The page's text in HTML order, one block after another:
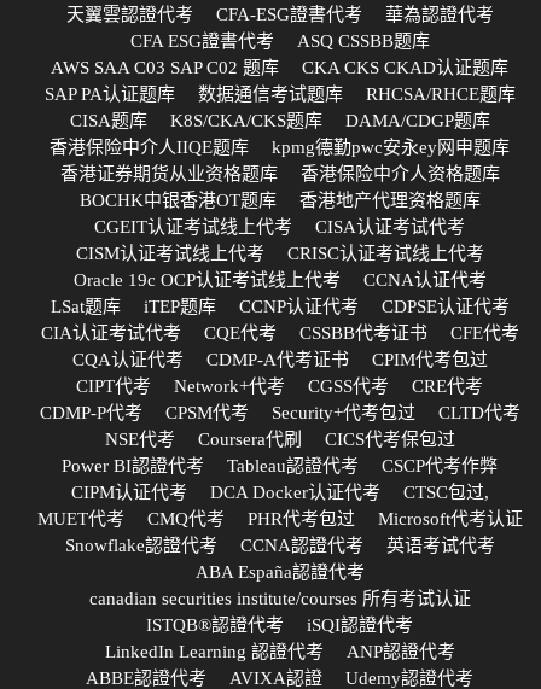
天翼雲認證代考
CFA-ESG證書代考
華為認證代考
CFA ESG證書代考
ASQ CSSBB题库
AWS SAA C03 SAP C02 题库
CKA CKS CKAD认证题库
SAP PA认证题库
数据通信考试题库
RHCSA/RHCE题库
CISA题库
K8S/CKA/CKS题库
DAMA/CDGP题库
香港保险中介人IIQE题库
kpmg德勤pwc安永ey网申题库
香港证券期货从业资格题库
香港保险中介人资格题库
BOCHK中银香港OT题库
香港地产代理资格题库
CGEIT认证考试线上代考
CISA认证考试代考
CISM认证考试线上代考
CRISC认证考试线上代考
Oracle 19c OCP认证考试线上代考
CCNA认证代考
LSat题库
iTEP题库 CCNP认证代考
CDPSE认证代考
CIA认证考试代考
CQE代考 CSSBB代考证书
CFE代考
CQA认证代考
CDMP-A代考证书
CPIM代考包过
CIPT代考
Network+代考 CGSS代考
CRE代考
CDMP-P代考
CPSM代考 Security+代考包过
CLTD代考
NSE代考
Coursera代刷
CICS代考保包过
Power BI認證代考
Tableau認證代考
CSCP代考作弊
CIPM认证代考
DCA Docker认证代考
CTSC包过,
MUET代考
CMQ代考 PHR代考包过
Microsoft代考认证
Snowflake認證代考
CCNA認證代考
英语考试代考
ABA España認證代考
canadian securities institute/courses 所有考试认证
ISTQB®認證代考
iSQI認證代考
LinkedIn Learning 認證代考
ANP認證代考
ABBE認證代考
AVIXA認證
Udemy認證代考